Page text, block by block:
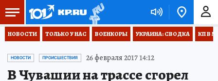
НОВОСТИ ТОЛЬКО У НАС ВОЕНКОРЫ УКРАИНА: СВОДКА КП В
НОВОСТИ ПРОИСШЕСТВИЯ 26 февраля 2017 14:12
В Чувашии на трассе сгорел